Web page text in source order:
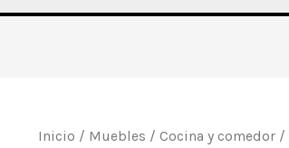
Inicio / Muebles /Cocina y comedor /
Despensero